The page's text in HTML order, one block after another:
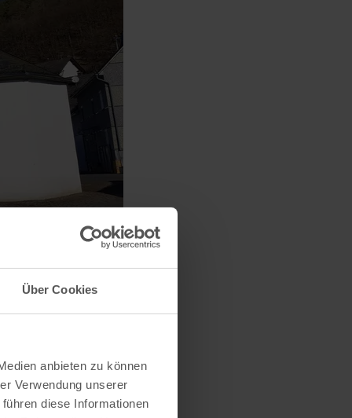
Über Cookies
anbieten zu können
Verwendung unserer
diese Informationen